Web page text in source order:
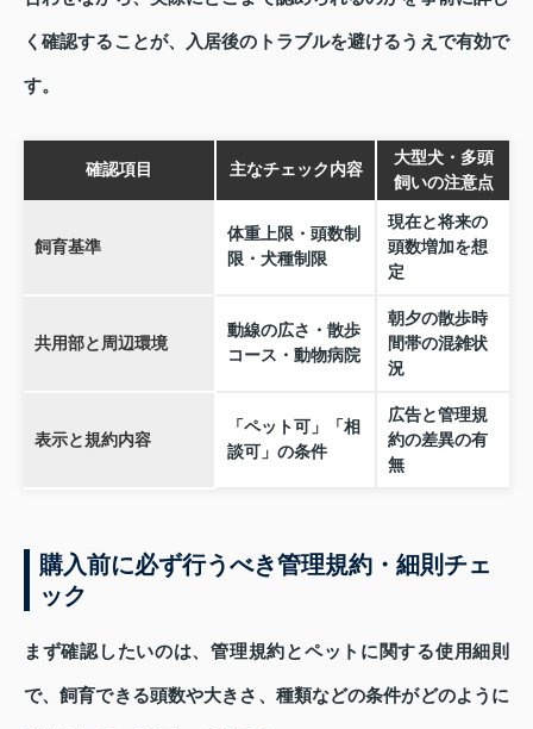
く確認することが、入居後のトラブルを避けるうえで有効で
す。
確認項目 主なチェック内容
大型犬・多頭
飼いの注意点
飼育基準
体重上限・頭数制
限・犬種制限
現在と将来の
頭数増加を想
定
共用部と周辺環境
動線の広さ・散歩
コース・動物病院
朝夕の散歩時
間帯の混雑状
況
表示と規約内容
「ペット可」「相
談可」の条件
広告と管理規
約の差異の有
無
購入前に必ず行うべき管理規約・細則チェ
ック
まず確認したいのは、管理規約とペットに関する使用細則
で、飼育できる頭数や大きさ、種類などの条件がどのように